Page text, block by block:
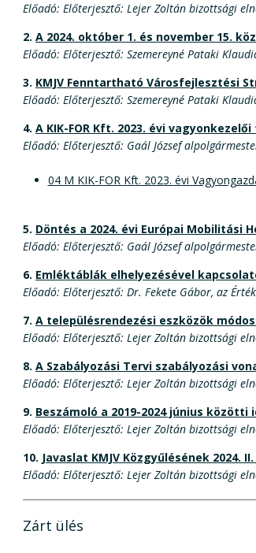
Előadó: Előterjesztő: Lejer Zoltán bizottsági
2. A 2024. október 1. és november 15.
Előadó: Előterjesztő: Szemereyné Pataki
3. KMJV Fenntartható Városfejlesztési
Előadó: Előterjesztő: Szemereyné Pataki
4. A KIK-FOR Kft. 2023. évi
Előadó: Előterjesztő: Gaál József
04 M KIK-FOR Kft. 2023. évi
5. Döntés a 2024. évi Európai Mobilitási
Előadó: Előterjesztő: Gaál József
6. Emléktáblák elhelyezésével
Előadó: Előterjesztő: Dr. Fekete Gábor, az
7. A településrendezési eszközök
Előadó: Előterjesztő: Lejer Zoltán bizottsági
8. A Szabályozási Tervi szabályozási
Előadó: Előterjesztő: Lejer Zoltán bizottsági
9. Beszámoló a 2019-2024 június
Előadó: Előterjesztő: Lejer Zoltán bizottsági
10. Javaslat KMJV Közgyűlésének 2024.
Előadó: Előterjesztő: Lejer Zoltán bizottsági
Zárt ülés